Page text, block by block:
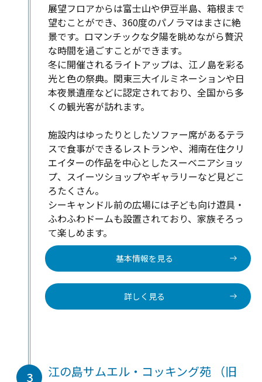
展望フロアからは富士山や伊豆半島、箱根まで
望むことができ、360度のパノラマはまさに絶
景です。ロマンチックな夕陽を眺めながら贅沢
な時間を過ごすことができます。
冬に開催されるライトアップは、江ノ島を彩る
光と色の祭典。関東三大イルミネーションや日
本夜景遺産などに認定されており、全国から多
くの観光客が訪れます。
施設内はゆったりとしたソファー席があるテラ
スで食事ができるレストランや、湘南在住クリ
エイターの作品を中心としたスーベニアショッ
プ、スイーツショップやギャラリーなど見どこ
ろたくさん。
シーキャンドル前の広場には子ども向け遊具・
ふわふわドームも設置されており、家族そろっ
て楽しめます。
基本情報を見る
詳しく見る
3
江の島サムエル・コッキング苑 （旧